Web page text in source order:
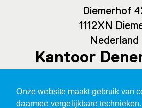
Onze website maakt gebruik van
daarmee vergelijkbare
Diemerhof
1112XN
Nederland
Kantoor
209